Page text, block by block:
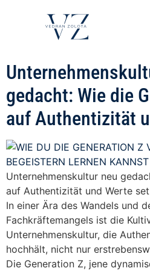
gedacht: Wie die
auf Authentizität
Unternehmenskultur neu
auf Authentizität und Werte
In einer Ära des Wandels und
Fachkräftemangels ist die
Unternehmenskultur, die
hochhält, nicht nur
Die Generation Z, jene